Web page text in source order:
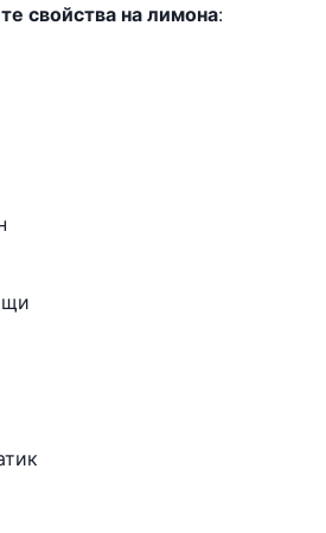
свойства на лимона: